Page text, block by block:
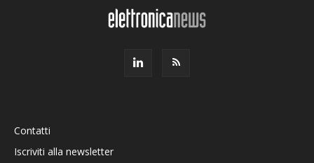
Contatti
Iscriviti alla newsletter